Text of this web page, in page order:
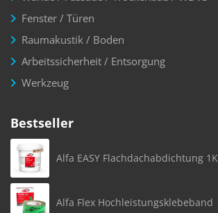
Fenster / Türen
Raumakustik / Boden
Arbeitssicherheit / Entsorgung
Werkzeug
Bestseller
Alfa EASY Flachdachabdichtung 1K
Alfa Flex Hochleistungsklebeband